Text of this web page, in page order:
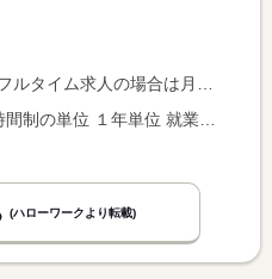
額）、パート求人の場合は時間額を表示しています。
変形労働時間制 変形労働時間制の単位 １年単位 就業時間１ 8時30分〜17時00分 就業時間２ 8時30分〜14時00分 就業時間に関する特記事項 （２）土曜日の就業時間
(ハローワークより転載)